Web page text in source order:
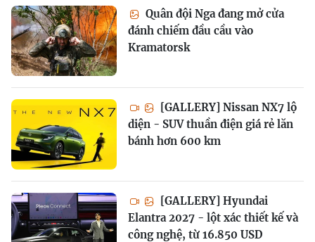
Quân đội Nga đang mở cửa
đánh chiếm đầu cầu vào
Kramatorsk
[GALLERY] Nissan NX7 lộ
diện - SUV thuần điện giá rẻ lăn
bánh hơn 600 km
[GALLERY] Hyundai
Elantra 2027 - lột xác thiết kế và
công nghệ, từ 16.850 USD